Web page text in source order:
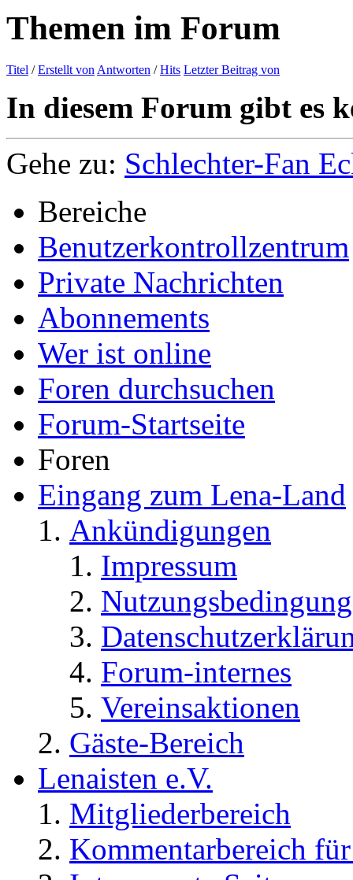
Themen im Forum
Titel /Erstellt von Antworten /Hits Letzter Beitrag von
In diesem Forum gibt es
Gehe zu: Schlechter-Fan
Bereiche
Benutzerkontrollzentrum
Private Nachrichten
Abonnements
Wer ist online
Foren durchsuchen
Forum-Startseite
Foren
Eingang zum Lena-Land
Ankündigungen
Impressum
Forum-internes
Vereinsaktionen
Gäste-Bereich
Lenaisten e.V.
Mitgliederbereich
Kommentarbereich